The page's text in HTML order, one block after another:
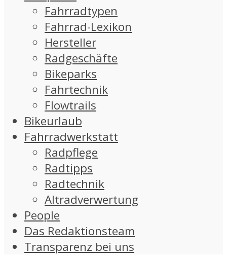
Fahrradtypen
Fahrrad-Lexikon
Hersteller
Radgeschäfte
Bikeparks
Fahrtechnik
Flowtrails
Bikeurlaub
Fahrradwerkstatt
Radpflege
Radtipps
Radtechnik
Altradverwertung
People
Das Redaktionsteam
Transparenz bei uns